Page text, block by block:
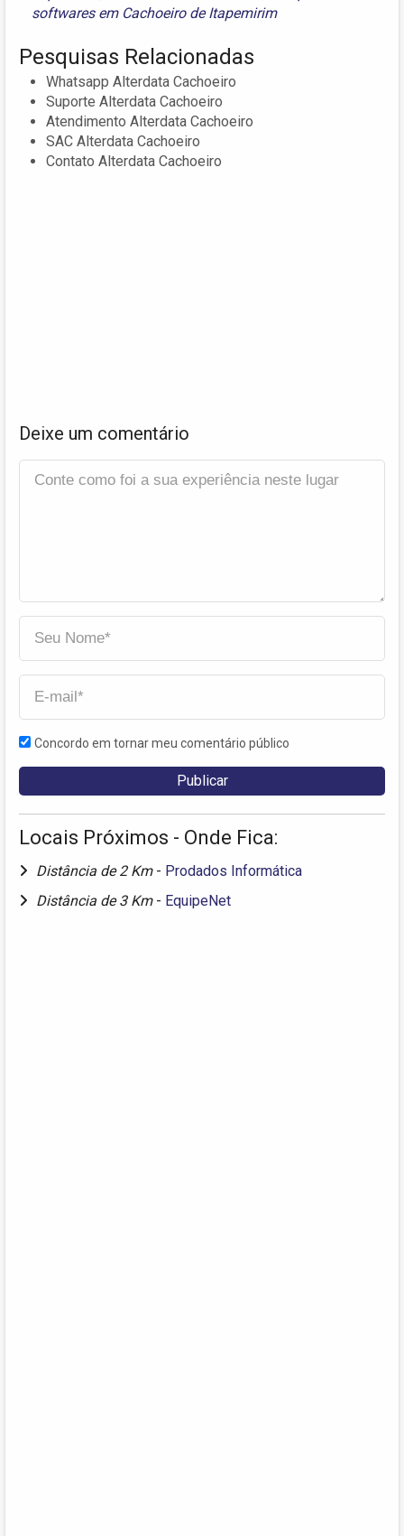
softwares em Cachoeiro de Itapemirim
Pesquisas Relacionadas
Whatsapp Alterdata Cachoeiro
Suporte Alterdata Cachoeiro
Atendimento Alterdata Cachoeiro
SAC Alterdata Cachoeiro
Contato Alterdata Cachoeiro
Deixe um comentário
Concordo em tornar meu comentário público
Locais Próximos - Onde Fica:
Distância de 2 Km - Prodados Informática
Distância de 3 Km - EquipeNet